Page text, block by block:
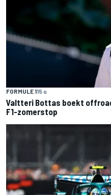
FORMULE 115 u
Valtteri Bottas boekt
F1-zomerstop